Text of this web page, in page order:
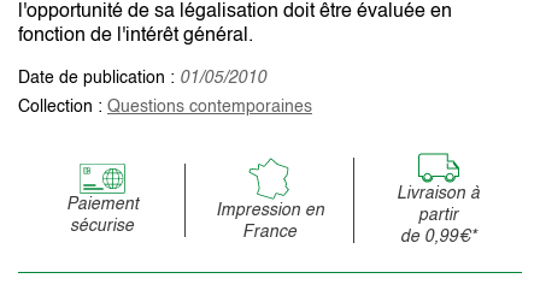
l'opportunité de sa légalisation doit être évaluée en
fonction de l'intérêt général.
Date de publication : 01/05/2010
Collection : Questions contemporaines
Paiement
sécurise
Impression en
France
Livraison à
partir
de 0,99€*